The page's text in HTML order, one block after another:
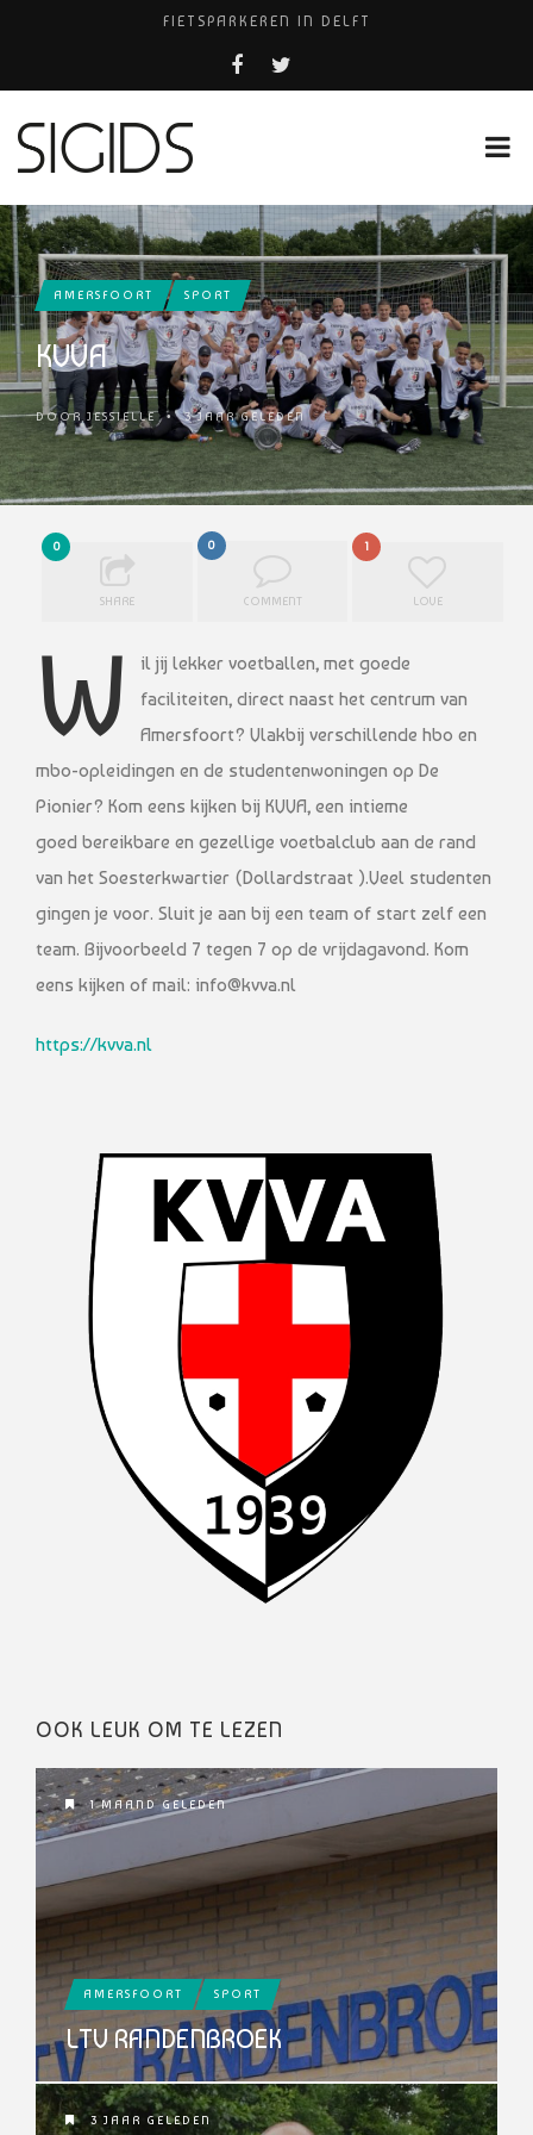
FIETSPARKEREN IN DELFT
FIETS KWIJT IN TILBURG?
USED PRODUCTS LEIDEN
AMERSFOORT SPORT
KVVA
DOOR JESSIELLE •3 JAAR GELEDEN
0
SHARE
0
COMMENT
1
LOVE
W
il jij lekker voetballen, met goede
faciliteiten, direct naast het centrum van
Amersfoort? Vlakbij verschillende hbo en
mbo-opleidingen en de studentenwoningen op De
Pionier? Kom eens kijken bij KVVA, een intieme
goed bereikbare en gezellige voetbalclub aan de rand
van het Soesterkwartier (Dollardstraat ).Veel studenten
gingen je voor. Sluit je aan bij een team of start zelf een
team. Bijvoorbeeld 7 tegen 7 op de vrijdagavond. Kom
eens kijken of mail: info@kvva.nl
https://kvva.nl
OOK LEUK OM TE LEZEN
1 MAAND GELEDEN
AMERSFOORT SPORT
LTV RANDENBROEK
3 JAAR GELEDEN